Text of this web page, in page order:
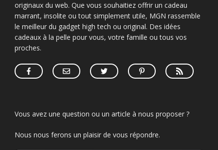
originaux du web. Que vous souhaitiez offrir un cadeau
marrant, insolite ou tout simplement utile, MGN rassemble
le meilleur du gadget high tech ou original. Des idées
cadeaux à la pelle pour vous, votre famille ou tous vos
proches.
Vous avez une question ou un article à nous proposer ?
Nous nous ferons un plaisir de vous répondre.